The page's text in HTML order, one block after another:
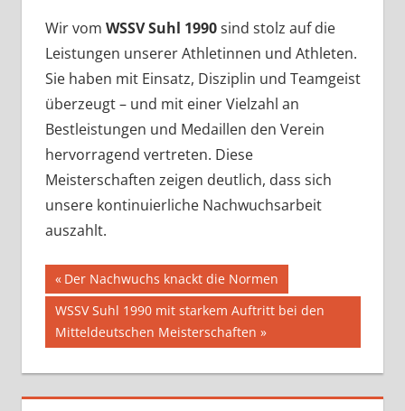
Wir vom WSSV Suhl 1990sind stolz auf die
Leistungen unserer Athletinnen und Athleten.
Sie haben mit Einsatz, Disziplin und Teamgeist
überzeugt – und mit einer Vielzahl an
Bestleistungen und Medaillen den Verein
hervorragend vertreten. Diese
Meisterschaften zeigen deutlich, dass sich
unsere kontinuierliche Nachwuchsarbeit
auszahlt.
Beitragsnavigation
Vorheriger
Beitrag:
Der Nachwuchs knackt die Normen
Nächster
Beitrag:
WSSV Suhl 1990 mit starkem Auftritt bei den
Mitteldeutschen Meisterschaften